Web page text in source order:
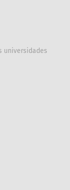
universidades